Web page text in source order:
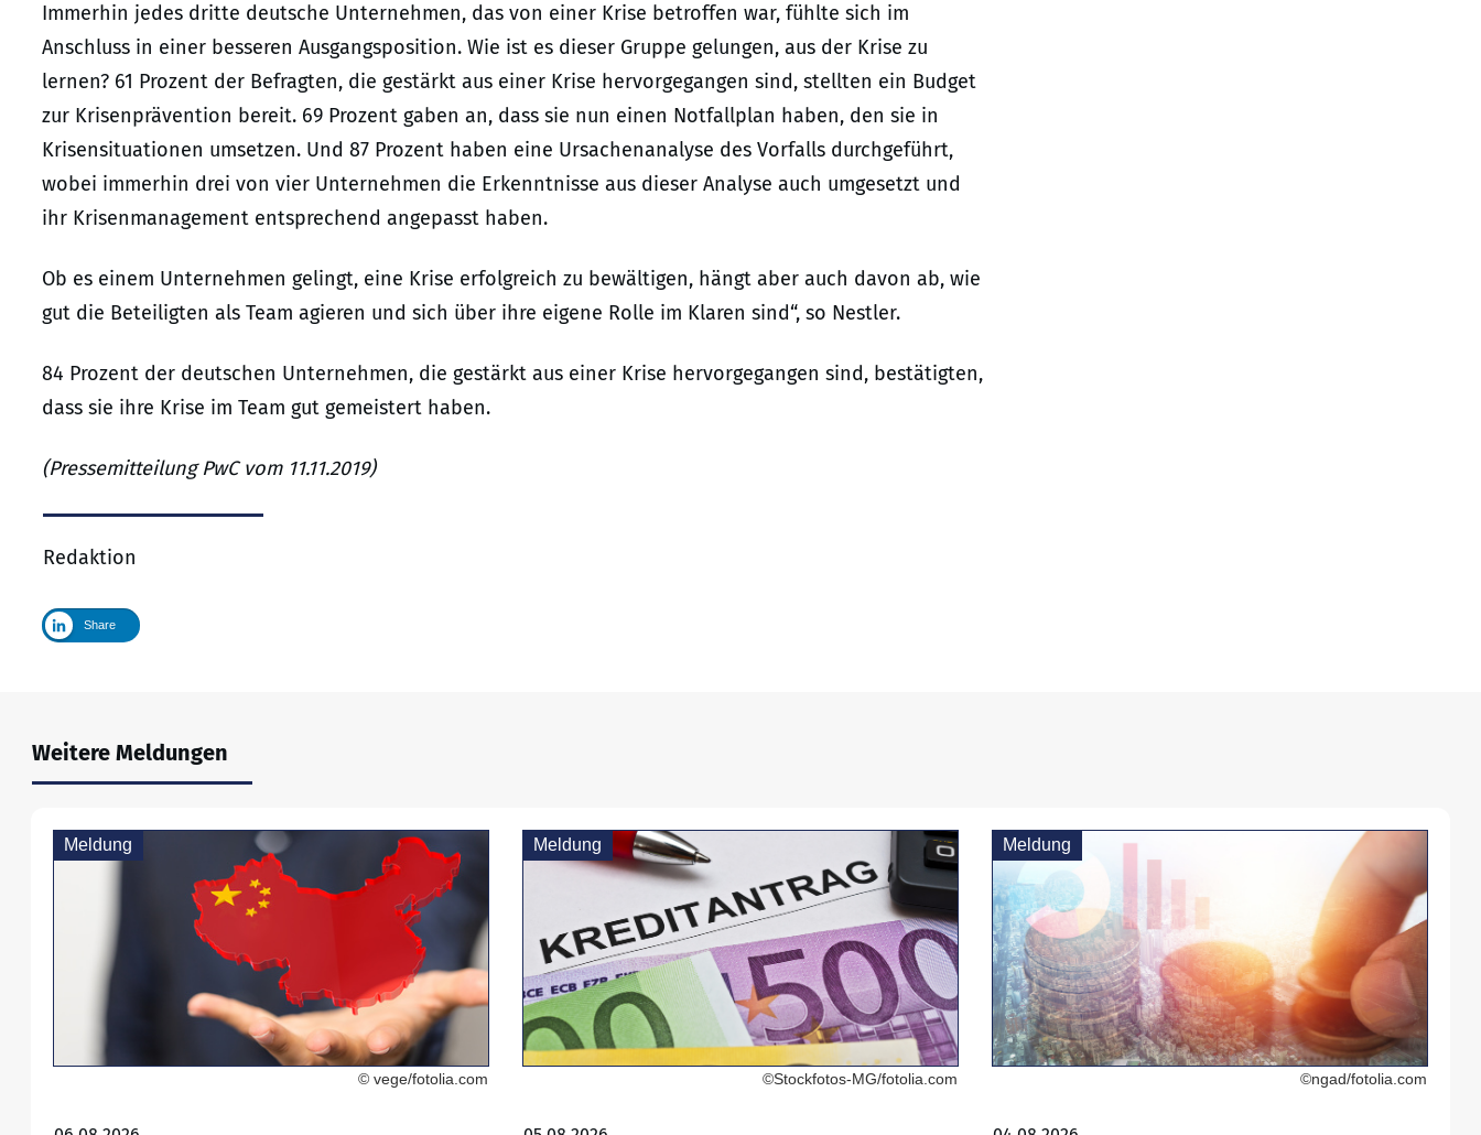
Immerhin jedes dritte deutsche Unternehmen, das von einer Krise betroffen war, fühlte sich im
Anschluss in einer besseren Ausgangsposition. Wie ist es dieser Gruppe gelungen, aus der Krise zu
lernen? 61 Prozent der Befragten, die gestärkt aus einer Krise hervorgegangen sind, stellten ein Budget
zur Krisenprävention bereit. 69 Prozent gaben an, dass sie nun einen Notfallplan haben, den sie in
Krisensituationen umsetzen. Und 87 Prozent haben eine Ursachenanalyse des Vorfalls durchgeführt,
wobei immerhin drei von vier Unternehmen die Erkenntnisse aus dieser Analyse auch umgesetzt und
ihr Krisenmanagement entsprechend angepasst haben.
Ob es einem Unternehmen gelingt, eine Krise erfolgreich zu bewältigen, hängt aber auch davon ab, wie
gut die Beteiligten als Team agieren und sich über ihre eigene Rolle im Klaren sind“, so Nestler.
84 Prozent der deutschen Unternehmen, die gestärkt aus einer Krise hervorgegangen sind, bestätigten,
dass sie ihre Krise im Team gut gemeistert haben.
(Pressemitteilung PwC vom 11.11.2019)
Redaktion
Share
Weitere Meldungen
Meldung
© vege/fotolia.com
Meldung
©Stockfotos-MG/fotolia.com
Meldung
©ngad/fotolia.com